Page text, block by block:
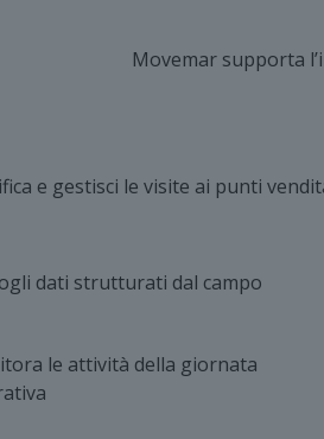
Movemar supporta
e gestisci le visite ai punti
dati strutturati dal campo
le attività della giornata